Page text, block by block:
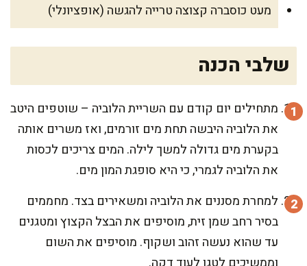
מעט כוסברה קצוצה טרייה להגשה (אופציונלי)
שלבי הכנה
מתחילים יום קודם עם השריית הלוביה – שוטפים היטב
את הלוביה היבשה תחת מים זורמים, ואז משרים אותה
בקערת מים גדולה למשך לילה. המים צריכים לכסות
את הלוביה לגמרי, כי היא סופגת המון מים.
למחרת מסננים את הלוביה ומשאירים בצד. מחממים
בסיר רחב שמן זית, מוסיפים את הבצל הקצוץ ומטגנים
עד שהוא נעשה זהוב ושקוף. מוסיפים את השום